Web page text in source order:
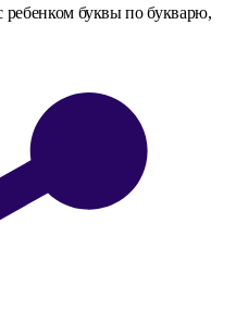
ребенком буквы по букварю,